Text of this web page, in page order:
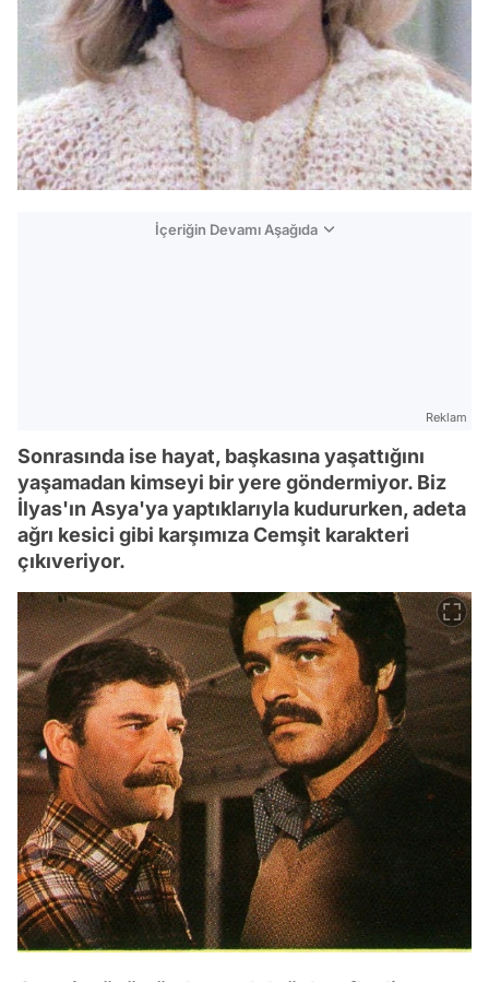
İçeriğin Devamı Aşağıda
Reklam
Sonrasında ise hayat, başkasına yaşattığını
yaşamadan kimseyi bir yere göndermiyor. Biz
İlyas'ın Asya'ya yaptıklarıyla kudururken, adeta
ağrı kesici gibi karşımıza Cemşit karakteri
çıkıveriyor.